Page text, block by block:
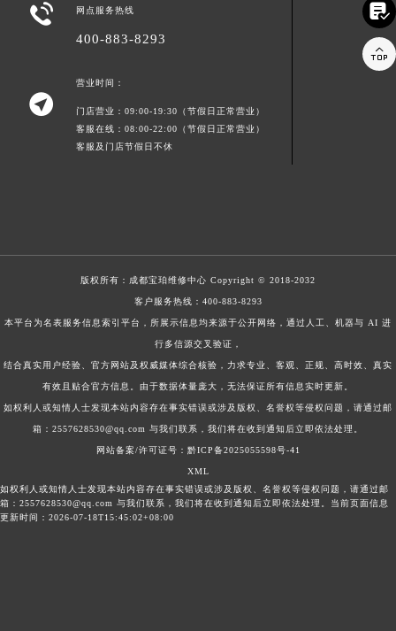
 网点服务热线
400-883-8293

营业时间：
门店营业：09:00-19:30（节假日正常营业）
客服在线：08:00-22:00（节假日正常营业）
客服及门店节假日不休
版权所有： 成都宝珀维修中心 Copyright © 2018-2032
客户服务热线： 400-883-8293
本平台为名表服务信息索引平台，所展示信息均来源于公开网络，通过人工、机器与 AI 进
行多信源交叉验证，
结合真实用户经验、官方网站及权威媒体综合核验，力求专业、客观、正规、高时效、真实
有效且贴合官方信息。由于数据体量庞大，无法保证所有信息实时更新。
如权利人或知情人士发现本站内容存在事实错误或涉及版权、名誉权等侵权问题，请通过邮
箱：2557628530@qq.com 与我们联系，我们将在收到通知后立即依法处理。
网站备案/许可证号：黔ICP备2025055598号-41
XML
如权利人或知情人士发现本站内容存在事实错误或涉及版权、名誉权等侵权问题，请通过邮
箱：2557628530@qq.com 与我们联系，我们将在收到通知后立即依法处理。当前页面信息
更新时间：2026-07-18T15:45:02+08:00

